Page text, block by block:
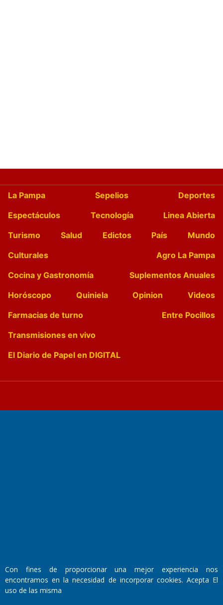
La Pampa Sepelios
Deportes
Espectáculos
Tecnología
Linea Abierta
Turismo
Salud Edictos País
Mundo
Culturales
Agro La Pampa
Cocina y Gastronomía
Suplementos Anuales
Horóscopo
Quiniela Opinion
Videos
Farmacias de turno
Entre Pocillos
Transmisiones en vivo
El Diario de Papel en DIGITAL
Domicilio Legal: José Ingenieros 855,
Con fines de proporcionar una mejor experiencia nos
encontramos en la necesidad de incorporar cookies. Acepta El
uso de las misma